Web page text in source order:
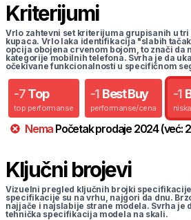
Kriterijumi
Vrlo zahtevni set kriterijuma grupisanih u
kupaca. Vrlo laka identifikacija "slabih
opcija obojena crvenom bojom, to znači da
kategorije mobilnih telefona. Svrha je da
očekivane funkcionalnosti u specifičnom
-7 Top
top performanse
-1 Best Buy
performanse/cena
-1
Nema Početak prodaje 2024(već:
Ključni brojevi
Vizuelni pregled ključnih brojki
specifikacije su na vrhu, najgori da dnu.
najjače i najslabije strane modela. Svrha je
tehnička specifikacija modela na skali.